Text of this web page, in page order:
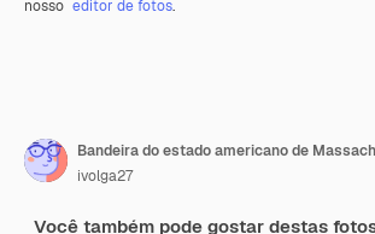
nosso editor de fotos.
ivolga27
Você também pode gostar destas